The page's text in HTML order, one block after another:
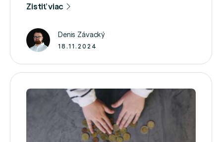
zlými skúsenosťami. V skutočnosti môžu mať
životného poistenia a jeho nastavenie. Nie je
poistenie ako …
Zistiť viac
Denis Závacký
18.11.2024